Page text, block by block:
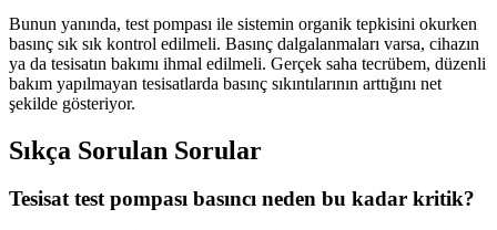
Bunun yanında, test pompası ile sistemin organik tepkisini okurken
basınç sık sık kontrol edilmeli. Basınç dalgalanmaları varsa, cihazın
ya da tesisatın bakımı ihmal edilmeli. Gerçek saha tecrübem, düzenli
bakım yapılmayan tesisatlarda basınç sıkıntılarının arttığını net
şekilde gösteriyor.
Sıkça Sorulan Sorular
Tesisat test pompası basıncı neden bu kadar kritik?